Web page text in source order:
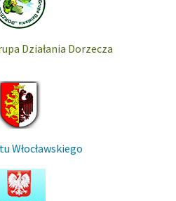
Działania Dorzecza
Włocławskiego